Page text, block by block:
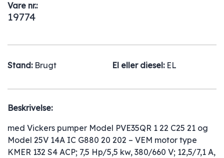
Vare nr.:
19774
Stand: Brugt El eller diesel: EL
Beskrivelse:
med Vickers pumper Model PVE35QR 1 22 C25 21 og
Model 25V 14A IC G880 20 202 – VEM motor type
KMER 132 S4 ACP; 7,5 Hp/5,5 kw, 380/660 V; 12,5/7,1 A,